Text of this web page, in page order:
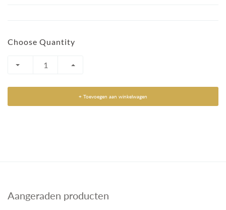
Choose Quantity
+ Toevoegen aan winkelwagen
Aangeraden producten